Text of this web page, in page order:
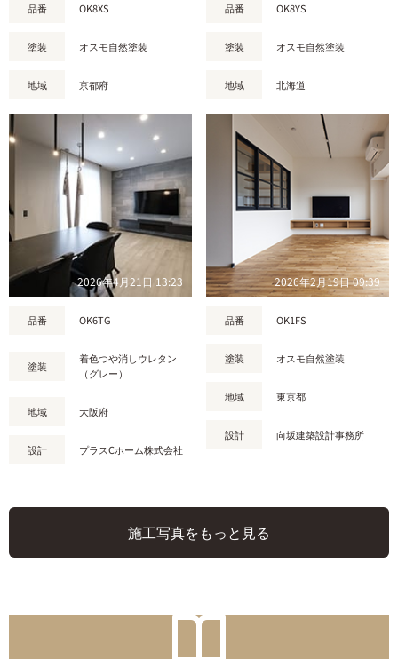
品番 OK8XS
塗装 オスモ自然塗装
地域 京都府
品番 OK8YS
塗装 オスモ自然塗装
地域 北海道
2026年4月21日 13:23
品番 OK6TG
塗装
着色つや消しウレタン
（グレー）
地域 大阪府
設計 プラスCホーム株式会社
2026年2月19日 09:39
品番 OK1FS
塗装 オスモ自然塗装
地域 東京都
設計 向坂建築設計事務所
施工写真をもっと見る